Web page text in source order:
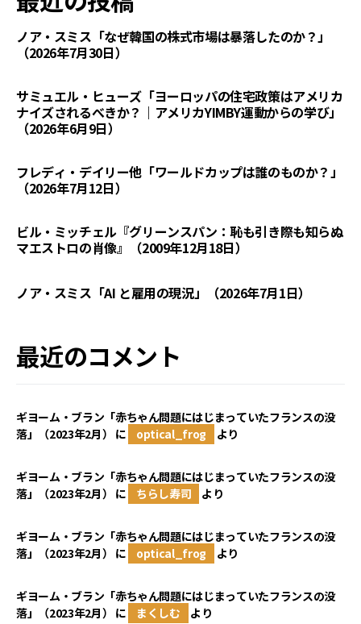
ノア・スミス「なぜ韓国の株式市場は暴落したのか？」
（2026年7月30日）
サミュエル・ヒューズ「ヨーロッパの住宅政策はアメリカ
ナイズされるべきか？｜アメリカYIMBY運動からの学び」
（2026年6月9日）
フレディ・デイリー他「ワールドカップは誰のものか？」
（2026年7月12日）
ビル・ミッチェル『グリーンスパン：恥も引き際も知らぬ
マエストロの肖像』（2009年12月18日）
ノア・スミス「AI と雇用の現況」（2026年7月1日）
最近のコメント
ギヨーム・ブラン「赤ちゃん問題にはじまっていたフランスの没
落」（2023年2月） に optical_frog より
ギヨーム・ブラン「赤ちゃん問題にはじまっていたフランスの没
落」（2023年2月） に ちらし寿司 より
ギヨーム・ブラン「赤ちゃん問題にはじまっていたフランスの没
落」（2023年2月） に optical_frog より
ギヨーム・ブラン「赤ちゃん問題にはじまっていたフランスの没
落」（2023年2月） に まくしむ より